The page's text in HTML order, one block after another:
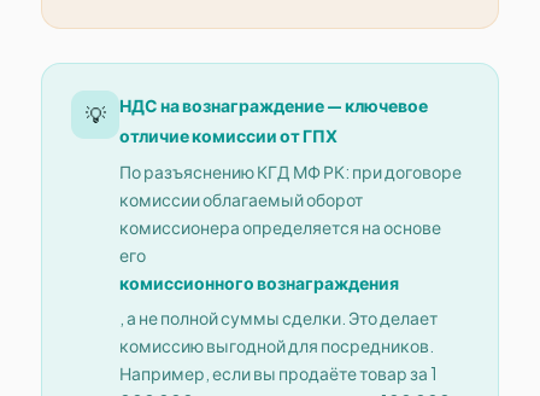
💡
НДС на вознаграждение — ключевое
отличие комиссии от ГПХ
По разъяснению КГД МФ РК: при договоре
комиссии облагаемый оборот
комиссионера определяется на основе
его
комиссионного вознаграждения
, а не полной суммы сделки. Это делает
комиссию выгодной для посредников.
Например, если вы продаёте товар за 1